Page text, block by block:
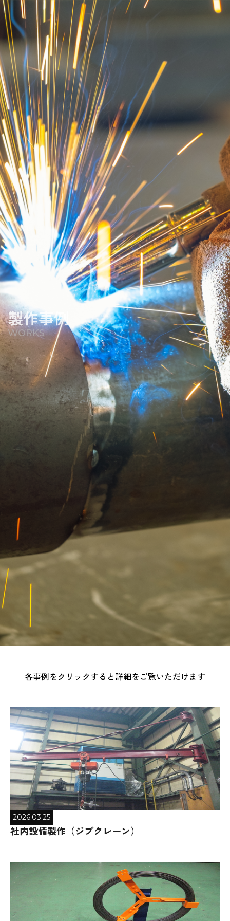
内
容
を
ス
キ
ッ
プ
製作事例
WORKS
各事例をクリックすると詳細をご覧いただけます
2026.03.25
社内設備製作（ジブクレーン）